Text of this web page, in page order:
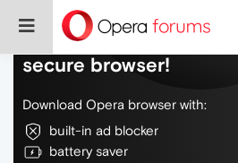
Do more on the web,
secure browser!
Download Opera browser with:
built-in ad blocker
battery saver